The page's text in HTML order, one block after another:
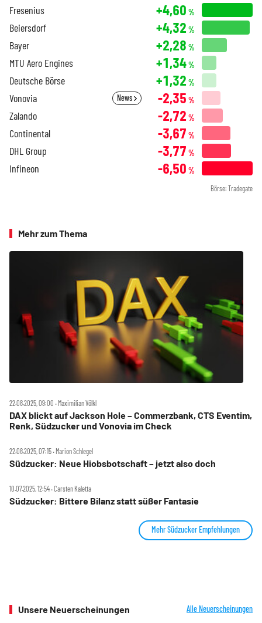
Fresenius +4,60 %
Beiersdorf +4,32 %
Bayer +2,28 %
MTU Aero Engines +1,34%
Deutsche Börse +1,32 %
Vonovia News -2,35 %
Zalando -2,72 %
Continental -3,67 %
DHL Group -3,77 %
Infineon -6,50 %
Börse: Tradegate
Mehr zum Thema
22.08.2025, 09:00 ‧ Maximilian Völkl
DAX blickt auf Jackson Hole – Commerzbank, CTS Eventim,
Renk, Südzucker und Vonovia im Check
22.08.2025, 07:15 ‧ Marion Schlegel
Südzucker: Neue Hiobsbotschaft – jetzt also doch
10.07.2025, 12:54 ‧ Carsten Kaletta
Südzucker: Bittere Bilanz statt süßer Fantasie
Mehr Südzucker Empfehlungen
Unsere Neuerscheinungen Alle Neuerscheinungen